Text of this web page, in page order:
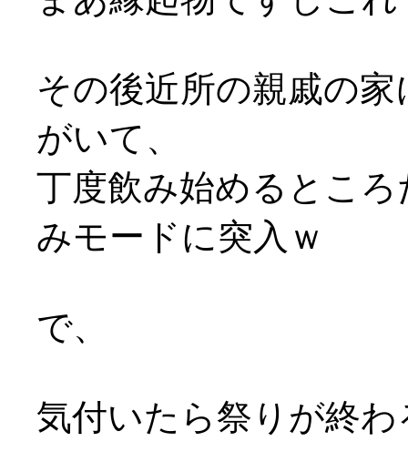
その後近所の親戚の
がいて、
丁度飲み始めるとこ
みモードに突入ｗ
で、
気付いたら祭りが終